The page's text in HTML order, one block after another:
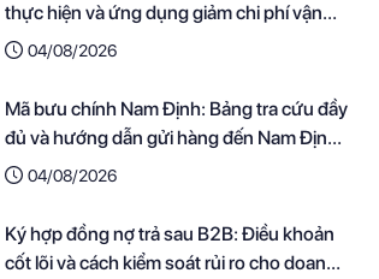
thực hiện và ứng dụng giảm chi phí vận
chuyển cho doanh nghiệp
04/08/2026
Mã bưu chính Nam Định: Bảng tra cứu đầy
đủ và hướng dẫn gửi hàng đến Nam Định
nhanh nhất
04/08/2026
Ký hợp đồng nợ trả sau B2B: Điều khoản
cốt lõi và cách kiểm soát rủi ro cho doanh